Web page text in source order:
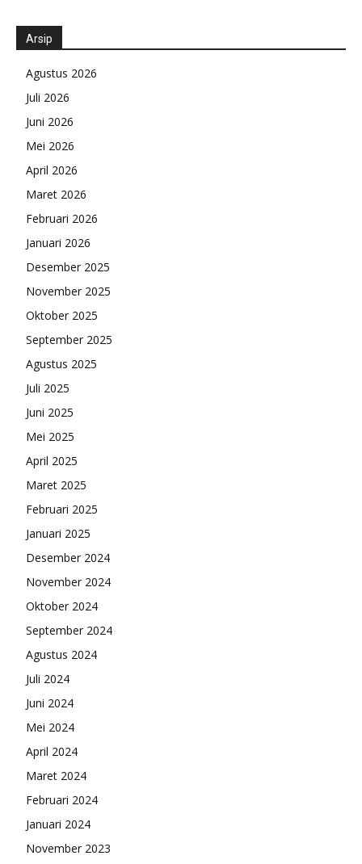
Arsip
Agustus 2026
Juli 2026
Juni 2026
Mei 2026
April 2026
Maret 2026
Februari 2026
Januari 2026
Desember 2025
November 2025
Oktober 2025
September 2025
Agustus 2025
Juli 2025
Juni 2025
Mei 2025
April 2025
Maret 2025
Februari 2025
Januari 2025
Desember 2024
November 2024
Oktober 2024
September 2024
Agustus 2024
Juli 2024
Juni 2024
Mei 2024
April 2024
Maret 2024
Februari 2024
Januari 2024
November 2023